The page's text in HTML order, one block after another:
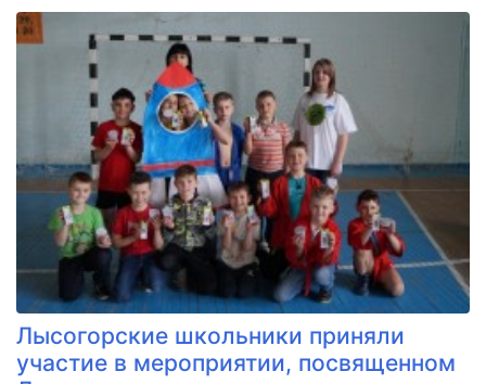
Лысогорские школьники приняли
участие в мероприятии, посвященном